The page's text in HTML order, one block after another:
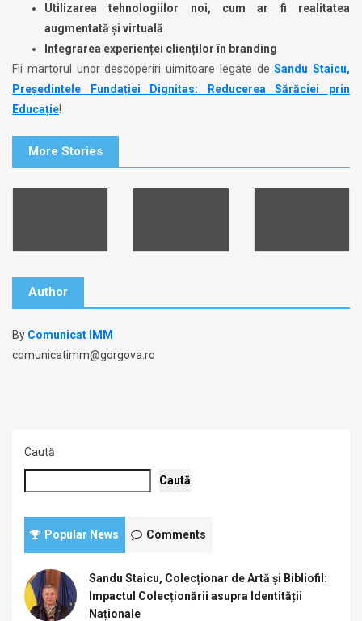
Utilizarea tehnologiilor noi, cum ar fi realitatea
augmentată și virtuală
Integrarea experienței clienților în branding
Fii martorul unor descoperiri uimitoare legate deSandu Staicu,
Președintele Fundației Dignitas: Reducerea Sărăciei prin
Educație!
More Stories
Author
By Comunicat IMM
comunicatimm@gorgova.ro
Caută
Caută
Popular News Comments
Sandu Staicu, Colecționar de Artă și Bibliofil:
Impactul Colecționării asupra Identității
Naționale